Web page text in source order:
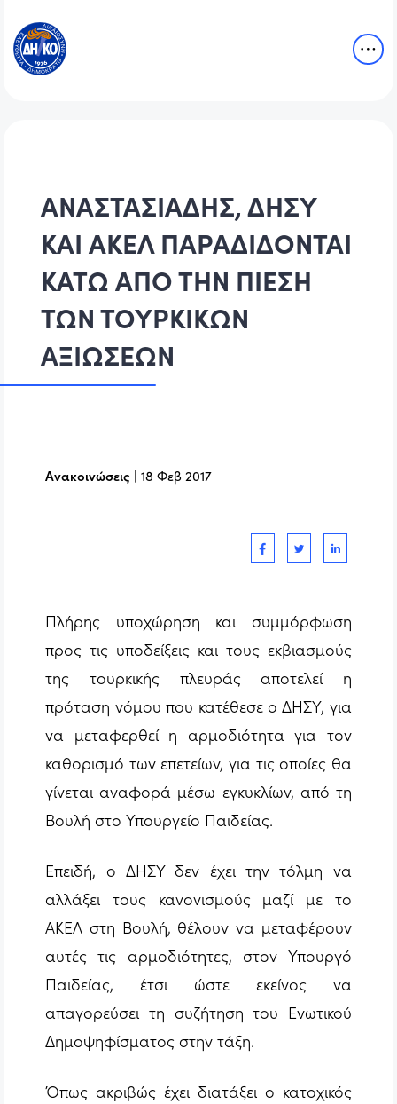
ΑΝΑΣΤΑΣΙΑΔΗΣ, ΔΗΣΥ
ΚΑΙ ΑΚΕΛ ΠΑΡΑΔΙΔΟΝΤΑΙ
ΚΑΤΩ ΑΠΟ ΤΗΝ ΠΙΕΣΗ
ΤΩΝ ΤΟΥΡΚΙΚΩΝ
ΑΞΙΩΣΕΩΝ
Ανακοινώσεις |18 Φεβ 2017
Πλήρης υποχώρηση και συμμόρφωση
προς τις υποδείξεις και τους εκβιασμούς
της τουρκικής πλευράς αποτελεί η
πρόταση νόμου που κατέθεσε ο ΔΗΣΥ, για
να μεταφερθεί η αρμοδιότητα για τον
καθορισμό των επετείων, για τις οποίες θα
γίνεται αναφορά μέσω εγκυκλίων, από τη
Βουλή στο Υπουργείο Παιδείας.
Επειδή, ο ΔΗΣΥ δεν έχει την τόλμη να
αλλάξει τους κανονισμούς μαζί με το
ΑΚΕΛ στη Βουλή, θέλουν να μεταφέρουν
αυτές τις αρμοδιότητες, στον Υπουργό
Παιδείας, έτσι ώστε εκείνος να
απαγορεύσει τη συζήτηση του Ενωτικού
Δημοψηφίσματος στην τάξη.
Όπως ακριβώς έχει διατάξει ο κατοχικός